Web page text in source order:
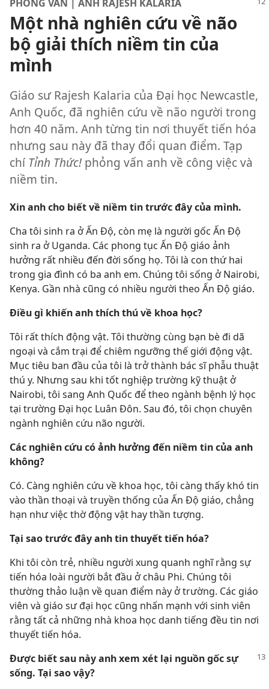
PHỎNG VẤN | ANH RAJESH KALARIA
Một nhà nghiên cứu về não
bộ giải thích niềm tin của
mình
Giáo sư Rajesh Kalaria của Đại học Newcastle,
Anh Quốc, đã nghiên cứu về não người trong
hơn 40 năm. Anh từng tin nơi thuyết tiến hóa
nhưng sau này đã thay đổi quan điểm. Tạp
chí Tỉnh Thức! phỏng vấn anh về công việc và
niềm tin.
Xin anh cho biết về niềm tin trước đây của mình.
Cha tôi sinh ra ở Ấn Độ, còn mẹ là người gốc Ấn Độ
sinh ra ở Uganda. Các phong tục Ấn Độ giáo ảnh
hưởng rất nhiều đến đời sống họ. Tôi là con thứ hai
trong gia đình có ba anh em. Chúng tôi sống ở Nairobi,
Kenya. Gần nhà cũng có nhiều người theo Ấn Độ giáo.
Điều gì khiến anh thích thú về khoa học?
Tôi rất thích động vật. Tôi thường cùng bạn bè đi dã
ngoại và cắm trại để chiêm ngưỡng thế giới động vật.
Mục tiêu ban đầu của tôi là trở thành bác sĩ phẫu thuật
thú y. Nhưng sau khi tốt nghiệp trường kỹ thuật ở
Nairobi, tôi sang Anh Quốc để theo ngành bệnh lý học
tại trường Đại học Luân Đôn. Sau đó, tôi chọn chuyên
ngành nghiên cứu não người.
Các nghiên cứu có ảnh hưởng đến niềm tin của anh
không?
Có. Càng nghiên cứu về khoa học, tôi càng thấy khó tin
vào thần thoại và truyền thống của Ấn Độ giáo, chẳng
hạn như việc thờ động vật hay thần tượng.
Tại sao trước đây anh tin thuyết tiến hóa?
Khi tôi còn trẻ, nhiều người xung quanh nghĩ rằng sự
tiến hóa loài người bắt đầu ở châu Phi. Chúng tôi
thường thảo luận về quan điểm này ở trường. Các giáo
viên và giáo sư đại học cũng nhấn mạnh với sinh viên
rằng tất cả những nhà khoa học danh tiếng đều tin nơi
thuyết tiến hóa.
Được biết sau này anh xem xét lại nguồn gốc sự
sống. Tại sao vậy?